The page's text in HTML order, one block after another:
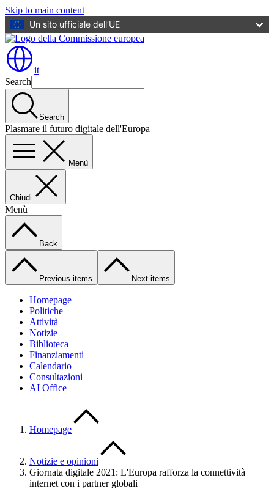
Skip to main content
Un sito ufficiale dell’UE
it
Search
Search
Plasmare il futuro digitale dell'Europa
Menù
Chiudi
Menù
Back
Previous items Next items
Homepage
Politiche
Attività
Notizie
Biblioteca
Finanziamenti
Calendario
Consultazioni
AI Office
Homepage
Notizie e opinioni
Giornata digitale 2021: L'Europa rafforza la connettività
internet con i partner globali